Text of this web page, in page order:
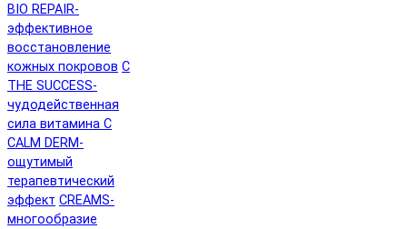
BIO REPAIR-
эффективное
восстановление
кожных покровов C
THE SUCCESS-
чудодейственная
сила витамина C
CALM DERM-
ощутимый
терапевтический
эффект CREAMS-
многообразие